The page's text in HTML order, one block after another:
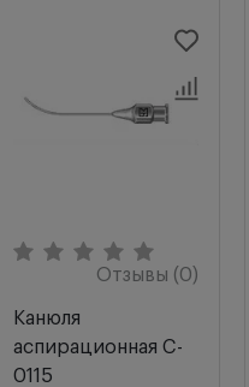
Отзывы (0)
Канюля
аспирационная C-
0115